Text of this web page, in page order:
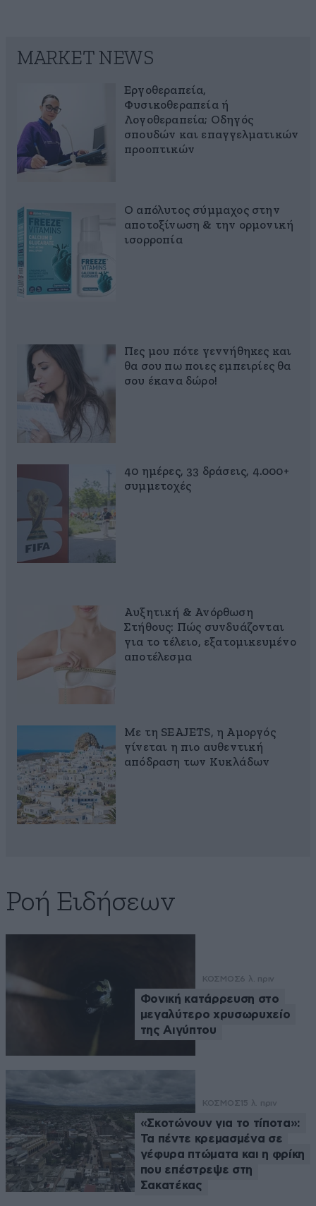
MARKET NEWS
Εργοθεραπεία,
Φυσικοθεραπεία ή
Λογοθεραπεία; Οδηγός
σπουδών και επαγγελματικών
προοπτικών
Ο απόλυτος σύμμαχος στην
αποτοξίνωση & την ορμονική
ισορροπία
Πες μου πότε γεννήθηκες και
θα σου πω ποιες εμπειρίες θα
σου έκανα δώρο!
40 ημέρες, 33 δράσεις, 4.000+
συμμετοχές
Αυξητική & Ανόρθωση
Στήθους: Πώς συνδυάζονται
για το τέλειο, εξατομικευμένο
αποτέλεσμα
Με τη SEAJETS, η Αμοργός
γίνεται η πιο αυθεντική
απόδραση των Κυκλάδων
Ροή Ειδήσεων
ΚΟΣΜΟΣ6 λ. πριν
Φονική κατάρρευση στο
μεγαλύτερο χρυσωρυχείο
της Αιγύπτου
ΚΟΣΜΟΣ 15 λ. πριν
«Σκοτώνουν για το τίποτα»:
Τα πέντε κρεμασμένα σε
γέφυρα πτώματα και η φρίκη
που επέστρεψε στη
Σακατέκας